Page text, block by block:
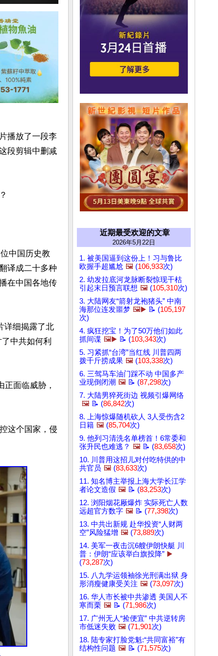
播放了一段李
段剪辑中删减
中国历史教
译成二十多种
在中国各地传
详细揭露了北
中共如何利
面临威胁，
这个国家，侵
近期最受欢迎的文章
2026年5月22日
1. 被美国逼到这份上！习与鲁比
欧握手超尴尬 🖼️ (106,933次)
2. 幼发拉底河龙脉断裂惊现干枯
引起末日预言联想 🖼️ (105,310次)
3. 大陆网友“箭射龙袍猪头” 中南
海那位连发噩梦 🖼️▶️ 📝 (105,197
次)
4. 疯狂挖宝！为了50万他们如此
抓间谍 🖼️▶️ 📝 (103,343次)
5. 习紧抓“台湾”当红线 川普四两
拨千斤捞成果 🖼️ (103,338次)
6. 三驾马车油门踩不动 中国多产
业现倒闭潮 🖼️ 📝 (87,298次)
7. 大陆男猝死街边 视频引爆网络
🖼️ 📝 (86,842次)
8. 上海惊爆随机砍人 3人受伤含2
日籍 🖼️ (85,704次)
9. 他列习清洗名单榜首！6常委和
张升民也难逃？ 🖼️ 📝 (83,658次)
10. 川普用这招儿对付吃特供的中
共官员 🖼️ (83,633次)
11. 知名博主举报上海大学长江学
者论文造假 🖼️ 📝 (83,253次)
12. 浏阳烟花厰爆炸 实际死亡人数
远超官方数字 🖼️ 📝 (77,398次)
13. 中共出新规 赴华投资“人财两
空”风险猛增 🖼️ (73,889次)
14. 美军一夜击沉6艘伊朗快艇 川
普：伊朗“应该举白旗投降” ▶️
(73,287次)
15. 八九学运领袖徐光刑满出狱 身
形消瘦健康受关注 🖼️ (73,097次)
16. 华人市长被中共渗透 美国人不
寒而栗 🖼️ 📝 (71,986次)
17. 广州无人“捡便宜” 中共逆转房
市低迷失败 🖼️ (71,901次)
18. 陆专家打脸党魁:“共同富裕”有
结构性问题 🖼️ 📝 (71,575次)